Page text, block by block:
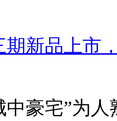
期新品上市
中豪宅”为